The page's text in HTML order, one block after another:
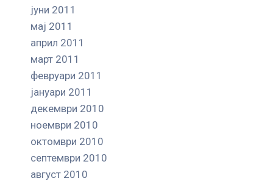
јуни 2011
мај 2011
април 2011
март 2011
февруари 2011
јануари 2011
декември 2010
ноември 2010
октомври 2010
септември 2010
август 2010